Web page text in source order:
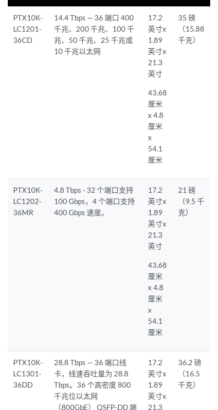
PTX10K-
LC1201-
36CD
14.4 Tbps — 36 端口 400
千兆、200 千兆、100 千
兆、50 千兆、25 千兆或
10 千兆以太网
17.2
英寸x
1.89
英寸x
21.3
英寸
43.68
厘米
x 4.8
厘米
x
54.1
厘米
35 磅
（15.88
千克）
PTX10K-
LC1202-
36MR
4.8 Tbps - 32 个端口支持
100 Gbps，4 个端口支持
400 Gbps 速度。
17.2
英寸x
1.89
英寸x
21.3
英寸
43.68
厘米
x 4.8
厘米
x
54.1
厘米
21 磅
（9.5 千
克）
PTX10K-
LC1301-
36DD
28.8 Tbps — 36 端口线
卡，线速吞吐量为 28.8
Tbps。36 个高密度 800
千兆位以太网
（800GbE） QSFP-DD 端
17.2
英寸x
1.89
英寸x
21.3
36.2 磅
（16.5
千克）